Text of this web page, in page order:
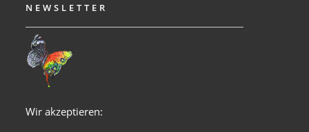
NEWSLETTER
Wir akzeptieren: